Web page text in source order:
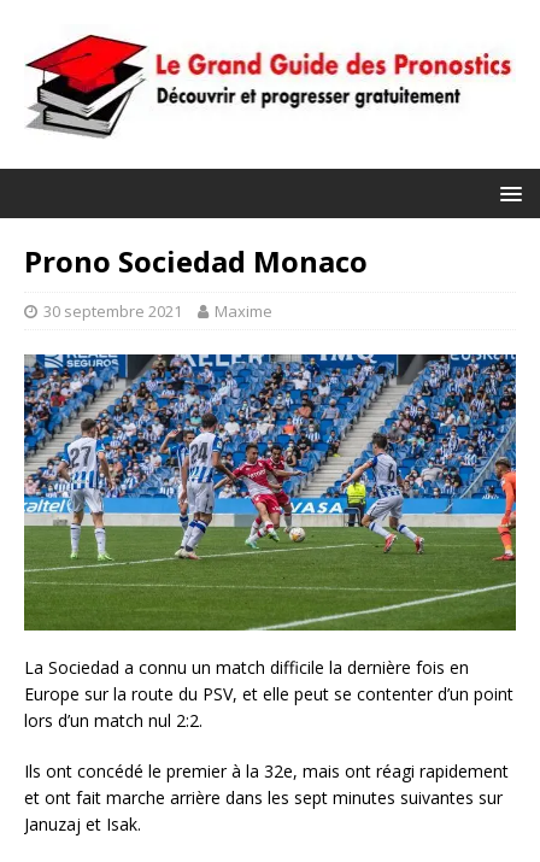
Prono Sociedad Monaco
30 septembre 2021 Maxime
La Sociedad a connu un match difficile la dernière fois en
Europe sur la route du PSV, et elle peut se contenter d’un point
lors d’un match nul 2:2.
Ils ont concédé le premier à la 32e, mais ont réagi rapidement
et ont fait marche arrière dans les sept minutes suivantes sur
Januzaj et Isak.